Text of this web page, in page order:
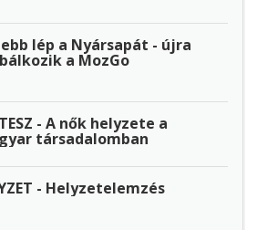
lép a Nyársapát - újra
a MozGo
- A nők helyzete a
társadalomban
- Helyzetelemzés